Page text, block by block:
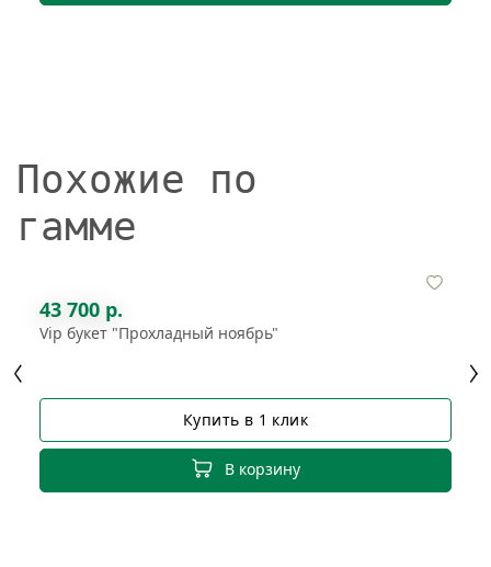
Похожие по
гамме
43 700 р.
Vip букет "Прохладный ноябрь"
Купить в 1 клик
В корзину